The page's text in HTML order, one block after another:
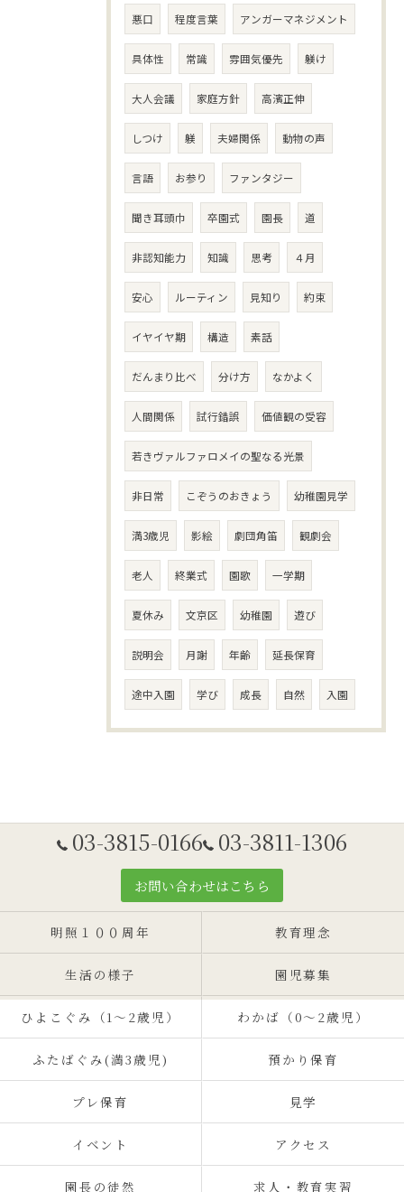
悪口 程度言葉 アンガーマネジメント
具体性 常識 雰囲気優先 躾け
大人会議 家庭方針 高濱正伸
しつけ 躾 夫婦関係 動物の声
言語 お参り ファンタジー
聞き耳頭巾 卒園式 園長 道
非認知能力 知識 思考 ４月
安心 ルーティン 見知り 約束
イヤイヤ期 構造 素話
だんまり比べ 分け方 なかよく
人間関係 試行錯誤 価値観の受容
若きヴァルファロメイの聖なる光景
非日常 こぞうのおきょう 幼稚園見学
満3歳児 影絵 劇団角笛 観劇会
老人 終業式 園歌 一学期
夏休み 文京区 幼稚園 遊び
説明会 月謝 年齢 延長保育
途中入園 学び 成長 自然 入園
03-3815-0166 03-3811-1306
お問い合わせはこちら
明照１００周年 教育理念
生活の様子 園児募集
ひよこぐみ（1〜2歳児） わかば（0～2歳児）
ふたばぐみ(満3歳児) 預かり保育
プレ保育 見学
イベント アクセス
園長の徒然 求人・教育実習